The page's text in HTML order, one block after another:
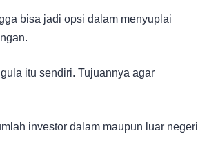
bisa jadi opsi dalam menyuplai
itu sendiri. Tujuannya agar
investor dalam maupun luar negeri